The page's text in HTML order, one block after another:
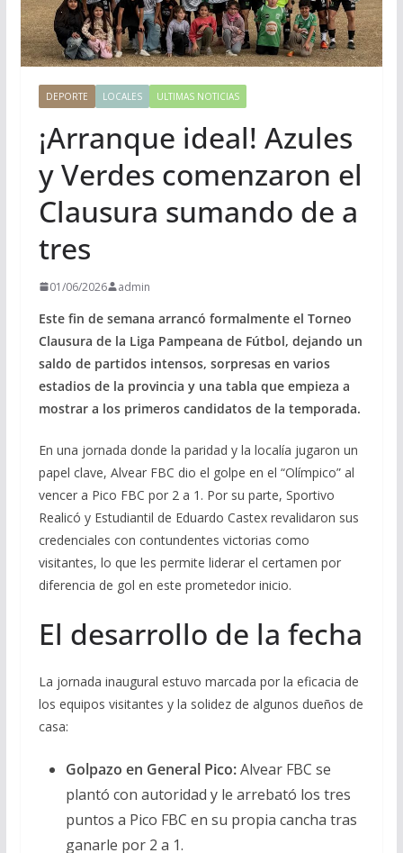
DEPORTE LOCALES ULTIMAS NOTICIAS
¡Arranque ideal! Azules
y Verdes comenzaron el
Clausura sumando de a
tres
01/06/2026 admin
Este fin de semana arrancó formalmente el Torneo
Clausura de la Liga Pampeana de Fútbol, dejando un
saldo de partidos intensos, sorpresas en varios
estadios de la provincia y una tabla que empieza a
mostrar a los primeros candidatos de la temporada.
En una jornada donde la paridad y la localía jugaron un
papel clave, Alvear FBC dio el golpe en el “Olímpico” al
vencer a Pico FBC por 2 a 1. Por su parte, Sportivo
Realicó y Estudiantil de Eduardo Castex revalidaron sus
credenciales con contundentes victorias como
visitantes, lo que les permite liderar el certamen por
diferencia de gol en este prometedor inicio.
El desarrollo de la fecha
La jornada inaugural estuvo marcada por la eficacia de
los equipos visitantes y la solidez de algunos dueños de
casa:
Golpazo en General Pico:Alvear FBC se
plantó con autoridad y le arrebató los tres
puntos a Pico FBC en su propia cancha tras
ganarle por 2 a 1.